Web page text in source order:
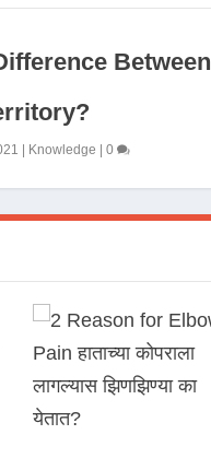
Between
Knowledge |0